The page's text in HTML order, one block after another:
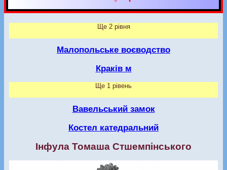
Ще 2 рівня
Малопольське воєводство
Краків м
Ще 1 рівень
Вавельський замок
Костел катедральний
Інфула Томаша Стшемпінського